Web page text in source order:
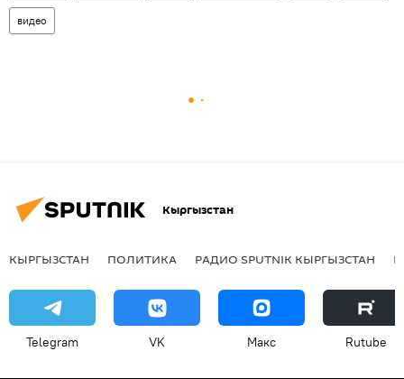
видео
Кыргызстан
КЫРГЫЗСТАН ПОЛИТИКА РАДИО SPUTNIK КЫРГЫЗСТАН
Telegram VK Макс Rutube